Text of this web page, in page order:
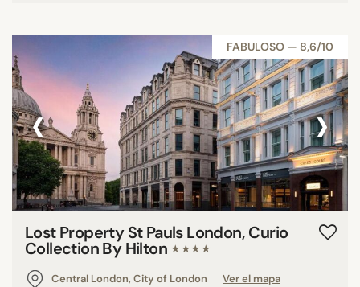
FABULOSO — 8,6/10
‹ ›
Lost Property St Pauls London, Curio
Collection By Hilton ★★★★
Central London, City of London
Ver el mapa